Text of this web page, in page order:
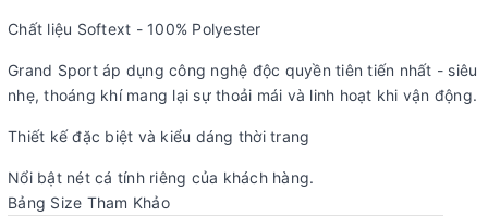
Chất liệu Softext - 100% Polyester
Grand Sport áp dụng công nghệ độc quyền tiên tiến nhất - siêu
nhẹ, thoáng khí mang lại sự thoải mái và linh hoạt khi vận động.
Thiết kế đặc biệt và kiểu dáng thời trang
Nổi bật nét cá tính riêng của khách hàng.
Bảng Size Tham Khảo